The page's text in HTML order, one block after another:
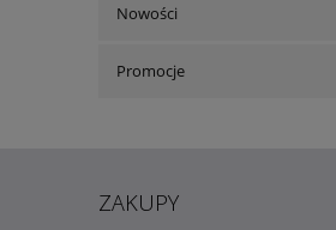
Nowości
Promocje
ZAKUPY